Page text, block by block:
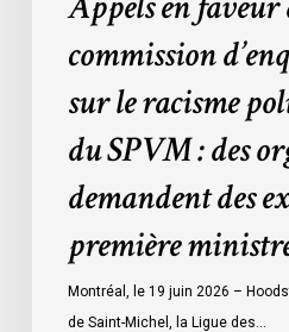
organisations
explications
première
ministre
commission
sur le racisme
du SPVM : des
demandent des
première
Montréal, le 19 juin 2026 –
de Saint-Michel, la Ligue des…